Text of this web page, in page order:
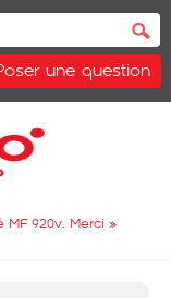
une question
920v. Merci »